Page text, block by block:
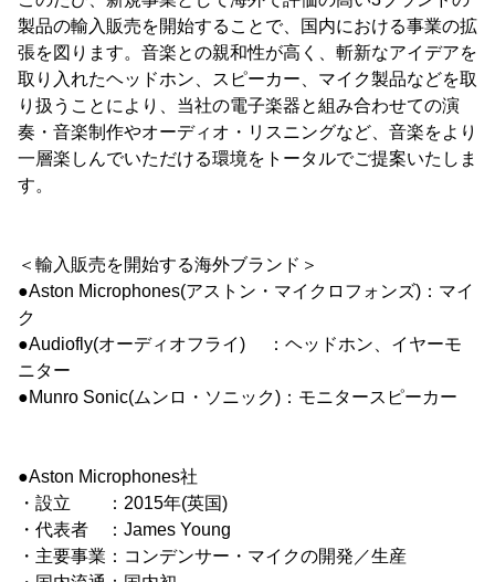
製品の輸入販売を開始することで、国内における事業の拡
張を図ります。音楽との親和性が高く、斬新なアイデアを
取り入れたヘッドホン、スピーカー、マイク製品などを取
り扱うことにより、当社の電子楽器と組み合わせての演
奏・音楽制作やオーディオ・リスニングなど、音楽をより
一層楽しんでいただける環境をトータルでご提案いたしま
す。
＜輸入販売を開始する海外ブランド＞
●Aston Microphones(アストン・マイクロフォンズ)：マイ
ク
●Audiofly(オーディオフライ) ：ヘッドホン、イヤーモ
ニター
●Munro Sonic(ムンロ・ソニック)：モニタースピーカー
●Aston Microphones社
・設立 ：2015年(英国)
・代表者 ：James Young
・主要事業：コンデンサー・マイクの開発／生産